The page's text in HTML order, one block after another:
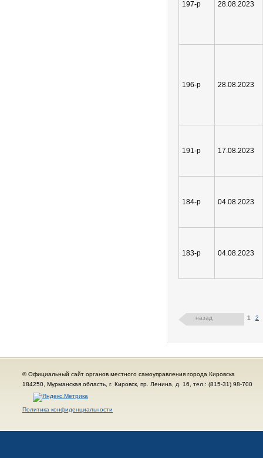
197-р 28.08.2023
196-р 28.08.2023
191-р 17.08.2023
184-р 04.08.2023
183-р 04.08.2023
назад 1 2
© Официальный сайт органов местного самоуправления города Кировска
184250, Мурманская область, г. Кировск, пр. Ленина, д. 16, тел.: (815-31) 98-700
Политика конфиденциальности